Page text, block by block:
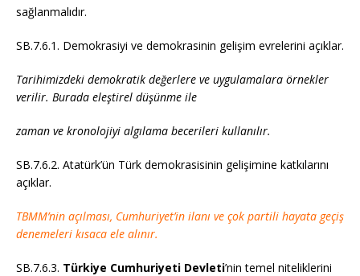
sağlanmalıdır.
SB.7.6.1. Demokrasiyi ve demokrasinin gelişim evrelerini açıklar.
Tarihimizdeki demokratik değerlere ve uygulamalara örnekler
verilir. Burada eleştirel düşünme ile
zaman ve kronolojiyi algılama becerileri kullanılır.
SB.7.6.2. Atatürk’ün Türk demokrasisinin gelişimine katkılarını
açıklar.
TBMM’nin açılması, Cumhuriyet’in ilanı ve çok partili hayata geçiş
denemeleri kısaca ele alınır.
SB.7.6.3. Türkiye Cumhuriyeti Devleti’nin temel niteliklerini